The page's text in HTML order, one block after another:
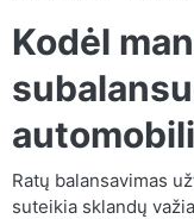
Kodėl
Ratų balansavimas
suteikia sklandų